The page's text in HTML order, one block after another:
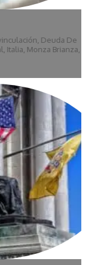
,Deuda De
Brianza,